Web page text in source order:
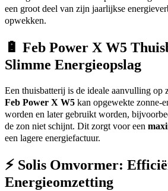
een groot deel van zijn jaarlijkse
opwekken.
🔋 Feb Power X W5
Slimme Energieopslag
Een thuisbatterij is de ideale aanvulling op
Feb Power X W5 kan opgewekte zonne-
worden en later gebruikt worden,
de zon niet schijnt. Dit zorgt voor een
een lagere energiefactuur.
⚡ Solis Omvormer:
Energieomzetting